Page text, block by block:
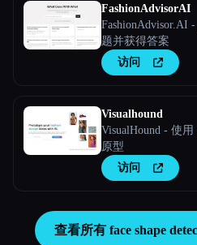
FashionAdvisorAI
FashionAdvisor.AI
题并获得答案
访问
Visualhound
VisualHound - 使
原型
访问
查看所有 face shape